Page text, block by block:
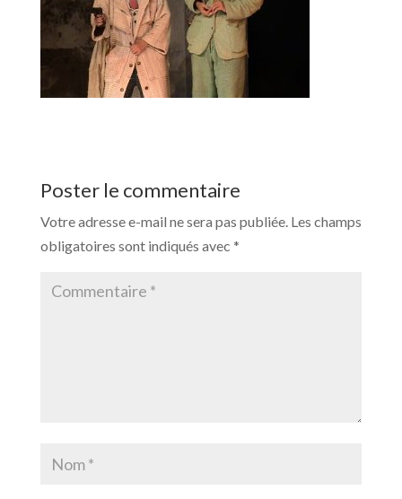
Poster le commentaire
Votre adresse e-mail ne sera pas publiée. Les champs
obligatoires sont indiqués avec *